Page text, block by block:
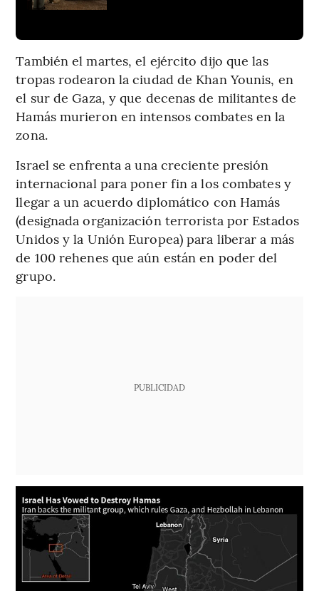
También el martes, el ejército dijo que las
tropas rodearon la ciudad de Khan Younis, en
el sur de Gaza, y que decenas de militantes de
Hamás murieron en intensos combates en la
zona.
Israel se enfrenta a una creciente presión
internacional para poner fin a los combates y
llegar a un acuerdo diplomático con Hamás
(designada organización terrorista por Estados
Unidos y la Unión Europea) para liberar a más
de 100 rehenes que aún están en poder del
grupo.
PUBLICIDAD